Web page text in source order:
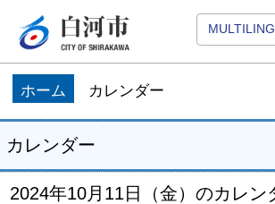
ホーム カレンダー
カレンダー
2024年10月11日（金）のカレン